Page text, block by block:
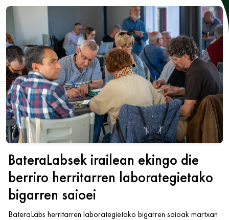
BateraLabsek irailean ekingo die
berriro herritarren laborategietako
bigarren saioei
BateraLabs herritarren laborategietako bigarren saioak martxan